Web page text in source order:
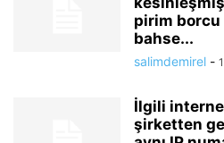
pirim
bahse...
salimdemirel -
İlgili
şirketten